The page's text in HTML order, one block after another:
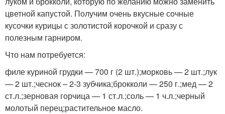
цветной капустой. Получим очень вкусные сочные
кусочки курицы с золотистой корочкой и сразу с
полезным гарниром.
Что нам потребуется:
филе куриной грудки — 700 г (2 шт.);морковь — 2 шт.;лук
— 2 шт.;чеснок – 2-3 зубчика;брокколи — 250 г.;мед — 2
ст.л.;зерновая горчица — 1 ст.л.;соль — 1 ч.л.;черный
молотый перец;растительное масло.